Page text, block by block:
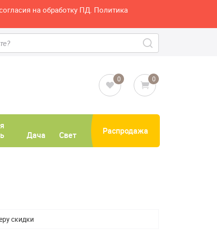
на обработку ПД. Политика
0 0
Дача Свет Распродажа
скидки